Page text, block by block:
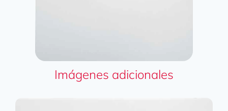
Imágenes adicionales